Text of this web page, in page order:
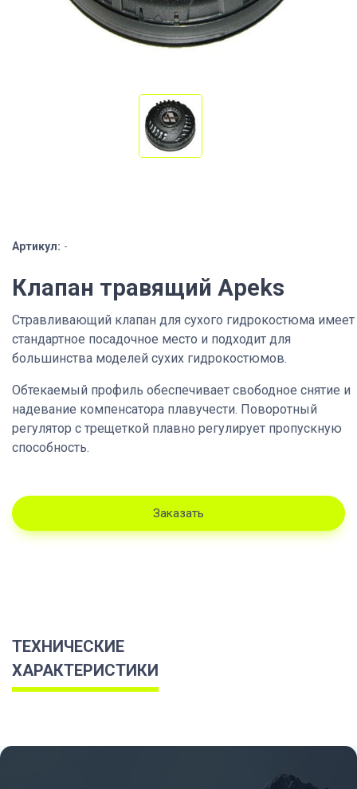
Артикул: -
Клапан травящий Apeks
Стравливающий клапан для сухого гидрокостюма имеет
стандартное посадочное место и подходит для
большинства моделей сухих гидрокостюмов.
Обтекаемый профиль обеспечивает свободное снятие и
надевание компенсатора плавучести. Поворотный
регулятор с трещеткой плавно регулирует пропускную
способность.
Заказать
ТЕХНИЧЕСКИЕ
ХАРАКТЕРИСТИКИ